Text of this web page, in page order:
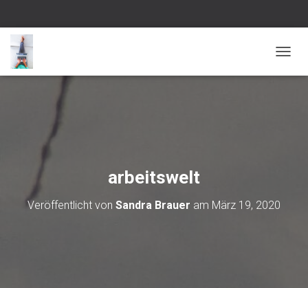
arbeitswelt
Veröffentlicht von Sandra Brauer am März 19, 2020